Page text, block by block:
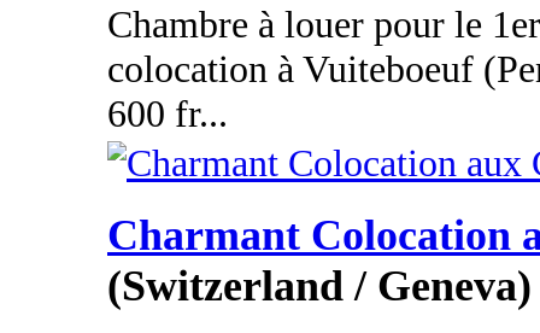
Chambre à louer pour le
colocation à Vuiteboeuf
600 fr...
Charmant Colocation
(Switzerland / Geneva)